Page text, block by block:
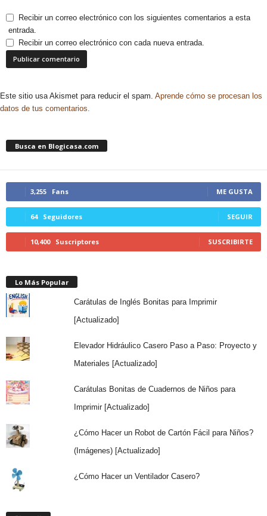
Recibir un correo electrónico con los siguientes comentarios a esta
entrada.
Recibir un correo electrónico con cada nueva entrada.
Este sitio usa Akismet para reducir el spam. Aprende cómo se procesan los
datos de tus comentarios.
Busca en Blogicasa.com
3,255 Fans ME GUSTA
64 Seguidores SEGUIR
10,400 Suscriptores SUSCRIBIRTE
Lo Más Popular
Carátulas de Inglés Bonitas para Imprimir
[Actualizado]
Elevador Hidráulico Casero Paso a Paso: Proyecto y
Materiales [Actualizado]
Carátulas Bonitas de Cuadernos de Niños para
Imprimir [Actualizado]
¿Cómo Hacer un Robot de Cartón Fácil para Niños?
(Imágenes) [Actualizado]
¿Cómo Hacer un Ventilador Casero?